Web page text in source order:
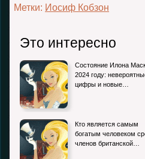
Метки: Иосиф Кобзон
Это интересно
Состояние Илона
2024 году:
цифры и новые…
Кто является самым
богатым человеком
членов британской…